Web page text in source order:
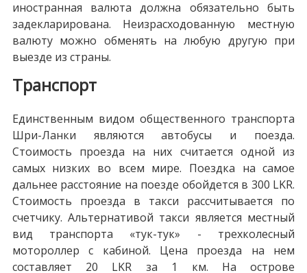
иностранная валюта должна обязательно быть
задекларирована. Неизрасходованную местную
валюту можно обменять на любую другую при
выезде из страны.
Транспорт
Единственным видом общественного транспорта
Шри-Ланки являются автобусы и поезда.
Стоимость проезда на них считается одной из
самых низких во всем мире. Поездка на самое
дальнее расстояние на поезде обойдется в 300 LKR.
Стоимость проезда в такси рассчитывается по
счетчику. Альтернативой такси является местный
вид транспорта «тук-тук» - трехколесный
мотороллер с кабиной. Цена проезда на нем
составляет 20 LKR за 1 км. На острове